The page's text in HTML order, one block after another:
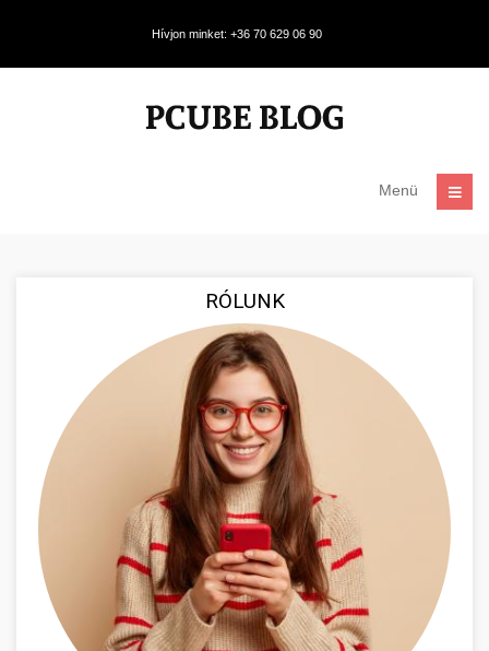
Hívjon minket: +36 70 629 06 90
Menü
RÓLUNK